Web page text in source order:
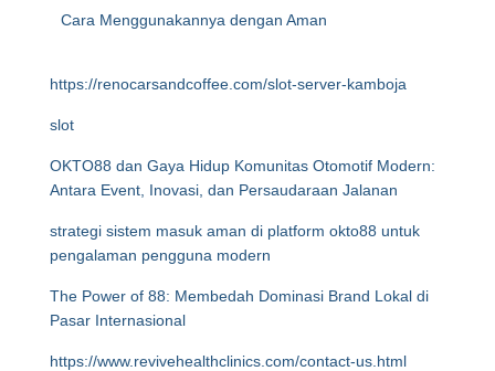
Cara Menggunakannya dengan Aman
https://renocarsandcoffee.com/slot-server-kamboja
slot
OKTO88 dan Gaya Hidup Komunitas Otomotif Modern:
Antara Event, Inovasi, dan Persaudaraan Jalanan
strategi sistem masuk aman di platform okto88 untuk
pengalaman pengguna modern
The Power of 88: Membedah Dominasi Brand Lokal di
Pasar Internasional
https://www.revivehealthclinics.com/contact-us.html